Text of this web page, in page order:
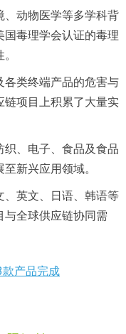
、动物医学等多学科背
毒理学会认证的毒理
各类终端产品的危害与
链项目上积累了大量实
织、电子、食品及食品
新兴应用领域。
、英文、日语、韩语等
与全球供应链协同需
产品完成